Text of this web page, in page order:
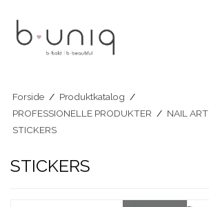
PLEJE PRODUKTER
AKADEMI
PROFESSIONELLE PRODUKTER
BLOG
Forside / Produktkatalog /
PROFESSIONELLE PRODUKTER / NAIL ART
STICKERS
STICKERS